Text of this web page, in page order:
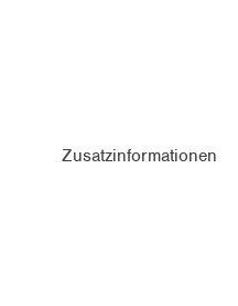
Zusatzinformationen